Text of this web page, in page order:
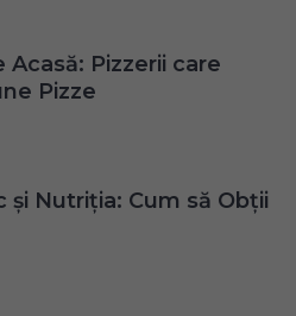
Acasă: Pizzerii care
Pizze
și Nutriția: Cum să Obții